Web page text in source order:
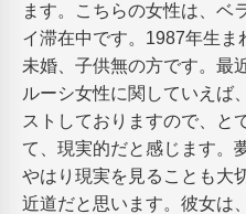
ます。こちらの女性は、ベ
イ滞在中です。1987年生ま
未婚、子供無の方です。最
ルーシ女性に関していえば
ストしておりますので、と
て、現実的だと感じます。
やはり現実を見ることも大
近道だと思います。彼女は